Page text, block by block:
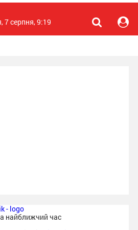
7 серпня, 9:19
найближчий час